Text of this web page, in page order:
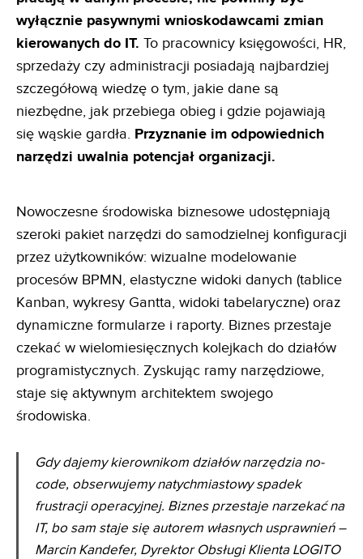
wyłącznie pasywnymi wnioskodawcami zmian
kierowanych do IT. To pracownicy księgowości, HR,
sprzedaży czy administracji posiadają najbardziej
szczegółową wiedzę o tym, jakie dane są
niezbędne, jak przebiega obieg i gdzie pojawiają
się wąskie gardła. Przyznanie im odpowiednich
narzędzi uwalnia potencjał organizacji.
Nowoczesne środowiska biznesowe udostępniają
szeroki pakiet narzędzi do samodzielnej konfiguracji
przez użytkowników: wizualne modelowanie
procesów BPMN, elastyczne widoki danych (tablice
Kanban, wykresy Gantta, widoki tabelaryczne) oraz
dynamiczne formularze i raporty. Biznes przestaje
czekać w wielomiesięcznych kolejkach do działów
programistycznych. Zyskując ramy narzędziowe,
staje się aktywnym architektem swojego
środowiska.
Gdy dajemy kierownikom działów narzędzia no-
code, obserwujemy natychmiastowy spadek
frustracji operacyjnej. Biznes przestaje narzekać na
IT, bo sam staje się autorem własnych usprawnień–
Marcin Kandefer, Dyrektor Obsługi Klienta LOGITO